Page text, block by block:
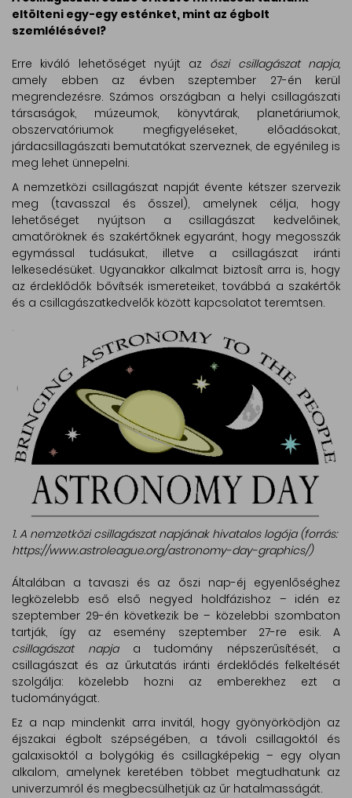
eltölteni egy-egy esténket, mint az égbolt
szemlélésével?
Erre kiváló lehetőséget nyújt az őszi csillagászat napja,
amely ebben az évben szeptember 27-én kerül
megrendezésre. Számos országban a helyi csillagászati
társaságok, múzeumok, könyvtárak, planetáriumok,
obszervatóriumok megfigyeléseket, előadásokat,
járdacsillagászati bemutatókat szerveznek, de egyénileg is
meg lehet ünnepelni.
A nemzetközi csillagászat napját évente kétszer szervezik
meg (tavasszal és ősszel), amelynek célja, hogy
lehetőséget nyújtson a csillagászat kedvelőinek,
amatőröknek és szakértőknek egyaránt, hogy megosszák
egymással tudásukat, illetve a csillagászat iránti
lelkesedésüket. Ugyanakkor alkalmat biztosít arra is, hogy
az érdeklődők bővítsék ismereteiket, továbbá a szakértők
és a csillagászatkedvelők között kapcsolatot teremtsen.
1. A nemzetközi csillagászat napjának hivatalos logója (forrás:
https://www.astroleague.org/astronomy-day-graphics/)
Általában a tavaszi és az őszi nap-éj egyenlőséghez
legközelebb eső első negyed holdfázishoz – idén ez
szeptember 29-én következik be – közelebbi szombaton
tartják, így az esemény szeptember 27-re esik. A
csillagászat napjaa tudomány népszerűsítését, a
csillagászat és az űrkutatás iránti érdeklődés felkeltését
szolgálja: közelebb hozni az emberekhez ezt a
tudományágat.
Ez a nap mindenkit arra invitál, hogy gyönyörködjön az
éjszakai égbolt szépségében, a távoli csillagoktól és
galaxisoktól a bolygókig és csillagképekig – egy olyan
alkalom, amelynek keretében többet megtudhatunk az
univerzumról és megbecsülhetjük az űr hatalmasságát.